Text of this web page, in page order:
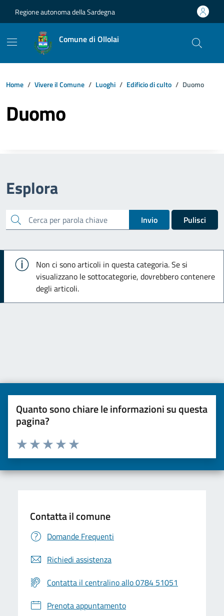
Regione autonoma della Sardegna
Comune di Ollolai
Home Vivere il Comune Luoghi Edificio di culto Duomo
Duomo
Esplora
cerca Invio Pulisci
Info
Non ci sono articoli in questa categoria. Se si
visualizzano le sottocategorie, dovrebbero contenere
degli articoli.
Quanto sono chiare le informazioni su questa
pagina?
Valuta da 1 a 5 stelle la pagina
Valuta 5 stelle su 5
Valuta 4 stelle su 5
Valuta 3 stelle su 5
Valuta 2 stelle su 5
Valuta una stella su 5
Contatta il comune
Domande Frequenti
Richiedi assistenza
Contatta il centralino allo 0784 51051
Prenota appuntamento